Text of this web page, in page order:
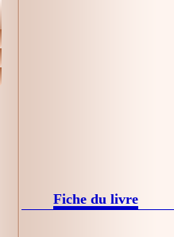
Fiche du livre